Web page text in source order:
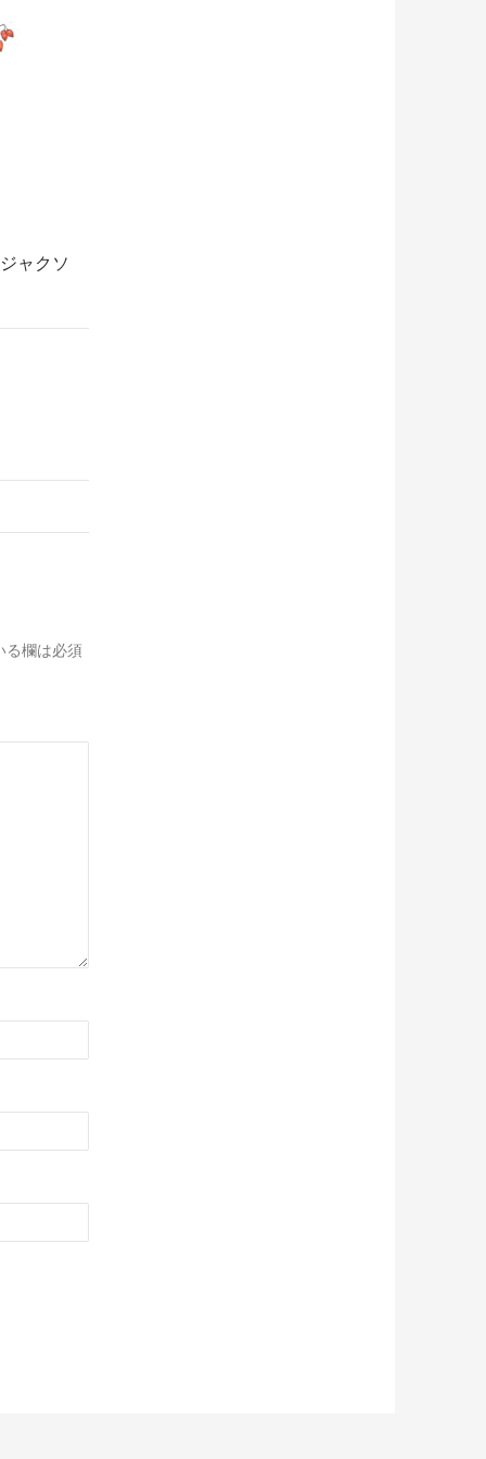
ャクソ
欄は必須